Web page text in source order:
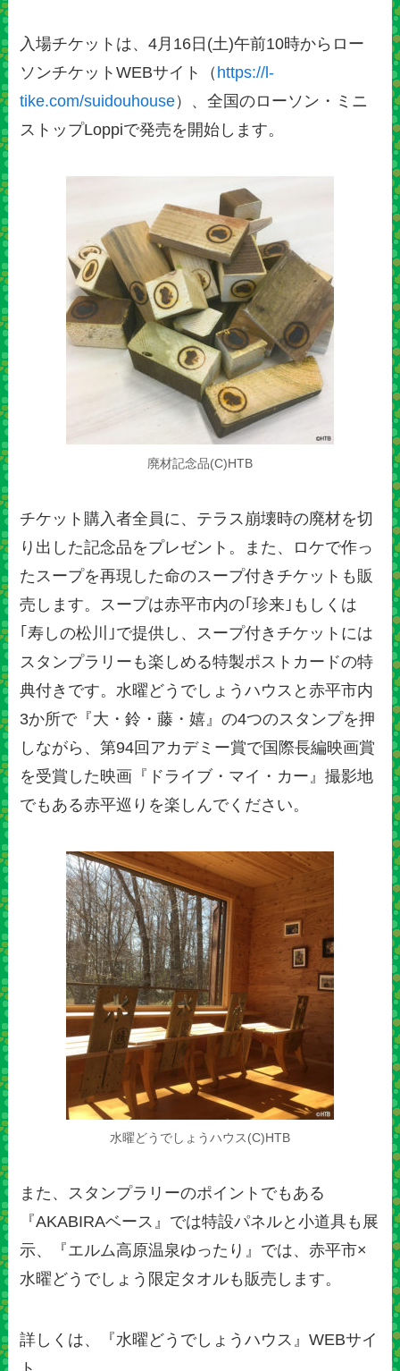
入場チケットは、4月16日(土)午前10時からロー
ソンチケットWEBサイト（ https://l-
tike.com/suidouhouse）、全国のローソン・ミニ
ストップLoppiで発売を開始します。
廃材記念品(C)HTB
チケット購入者全員に、テラス崩壊時の廃材を切
り出した記念品をプレゼント。また、ロケで作っ
たスープを再現した命のスープ付きチケットも販
売します。スープは赤平市内の｢珍来｣もしくは
｢寿しの松川｣で提供し、スープ付きチケットには
スタンプラリーも楽しめる特製ポストカードの特
典付きです。水曜どうでしょうハウスと赤平市内
3か所で『大・鈴・藤・嬉』の4つのスタンプを押
しながら、第94回アカデミー賞で国際長編映画賞
を受賞した映画『ドライブ・マイ・カー』撮影地
でもある赤平巡りを楽しんでください。
水曜どうでしょうハウス(C)HTB
また、スタンプラリーのポイントでもある
『AKABIRAベース』では特設パネルと小道具も展
示、『エルム高原温泉ゆったり』では、赤平市×
水曜どうでしょう限定タオルも販売します。
詳しくは、『水曜どうでしょうハウス』WEBサイ